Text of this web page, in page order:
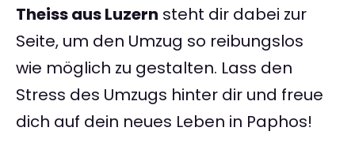
Theiss aus Luzern steht dir dabei zur
Seite, um den Umzug so reibungslos
wie möglich zu gestalten. Lass den
Stress des Umzugs hinter dir und freue
dich auf dein neues Leben in Paphos!